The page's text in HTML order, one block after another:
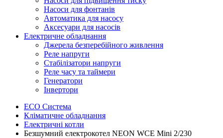
Насоси для фонтанів
Автоматика для насосу
Аксесуари для насосів
Електричне обладнання
Джерела безперебійного живлення
Реле напруги
Стабілізатори напруги
Реле часу та таймери
Генератори
Інвертори
ECO Система
Кліматичне обладнання
Електричні котли
Безшумний електрокотел NEON WCE Mini 2/230